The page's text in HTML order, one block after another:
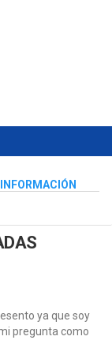
ya que soy
pregunta como